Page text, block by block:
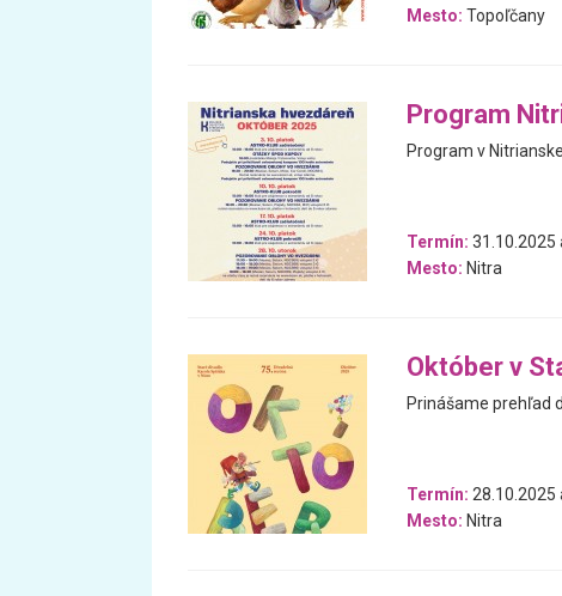
Mesto: Topoľčany
Program
Program v
Termín: 31.10.2025
Mesto: Nitra
Október v
Prinášame prehľad
Termín: 28.10.2025
Mesto: Nitra